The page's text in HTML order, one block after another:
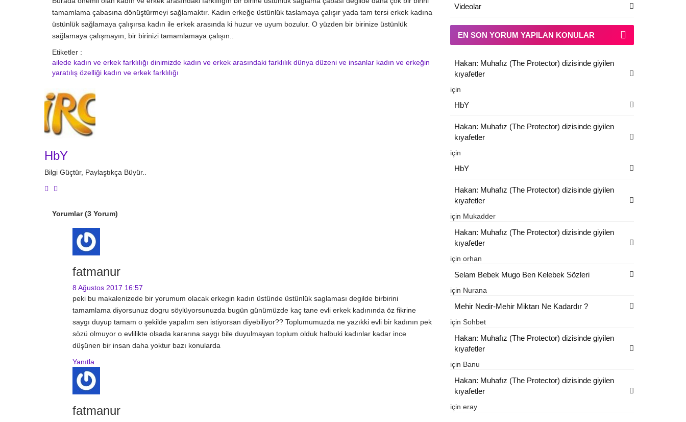
tamamlama çabasına dönüştürmeyi sağlamaktır. Kadın erkeğe üstünlük taslamaya çalışır yada tam tersi erkek kadına
üstünlük sağlamaya çalışırsa kadın ile erkek arasında ki huzur ve uyum bozulur. O yüzden bir birinize üstünlük
sağlamaya çalışmayın, bir birinizi tamamlamaya çalışın..
Etiketler :
ailede kadın ve erkek farklılığı dinimizde kadın ve erkek arasındaki farklılık dünya düzeni ve insanlar kadın ve erkeğin
yaratılış özelliği kadın ve erkek farklılığı
HbY
Bilgi Güçtür, Paylaştıkça Büyür..
Yorumlar (3 Yorum)
fatmanur
8 Ağustos 2017 16:57
peki bu makalenizede bir yorumum olacak erkegin kadın üstünde üstünlük saglaması degilde birbirini
tamamlama diyorsunuz dogru söylüyorsunuzda bugün günümüzde kaç tane evli erkek kadınında öz fikrine
saygı duyup tamam o şekilde yapalım sen istiyorsan diyebiliyor?? Toplumumuzda ne yazıkki evli bir kadının pek
sözü olmuyor o evlilikte olsada kararına saygı bile duyulmayan toplum olduk halbuki kadınlar kadar ince
düşünen bir insan daha yoktur bazı konularda
Yanıtla
fatmanur
Videolar
EN SON YORUM YAPILAN KONULAR
Hakan: Muhafız (The Protector) dizisinde giyilen
kıyafetler
için
HbY
Hakan: Muhafız (The Protector) dizisinde giyilen
kıyafetler
için
HbY
Hakan: Muhafız (The Protector) dizisinde giyilen
kıyafetler
için Mukadder
Hakan: Muhafız (The Protector) dizisinde giyilen
kıyafetler
için orhan
Selam Bebek Mugo Ben Kelebek Sözleri
için Nurana
Mehir Nedir-Mehir Miktarı Ne Kadardır ?
için Sohbet
Hakan: Muhafız (The Protector) dizisinde giyilen
kıyafetler
için Banu
Hakan: Muhafız (The Protector) dizisinde giyilen
kıyafetler
için eray